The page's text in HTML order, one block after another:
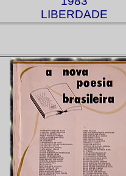
LIBERDADE